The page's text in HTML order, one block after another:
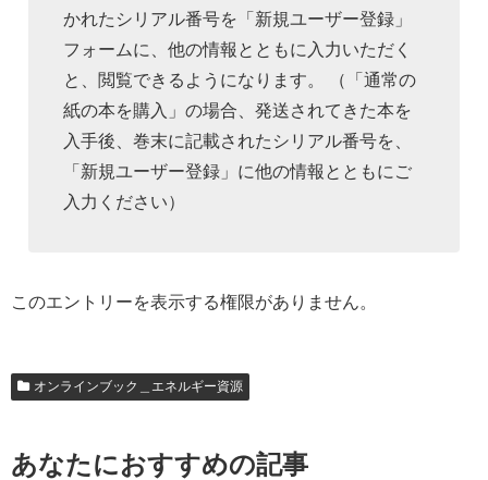
かれたシリアル番号を「新規ユーザー登録」
フォームに、他の情報とともに入力いただく
と、閲覧できるようになります。 （「通常の
紙の本を購入」の場合、発送されてきた本を
入手後、巻末に記載されたシリアル番号を、
「新規ユーザー登録」に他の情報とともにご
入力ください）
このエントリーを表示する権限がありません。
オンラインブック＿エネルギー資源
あなたにおすすめの記事